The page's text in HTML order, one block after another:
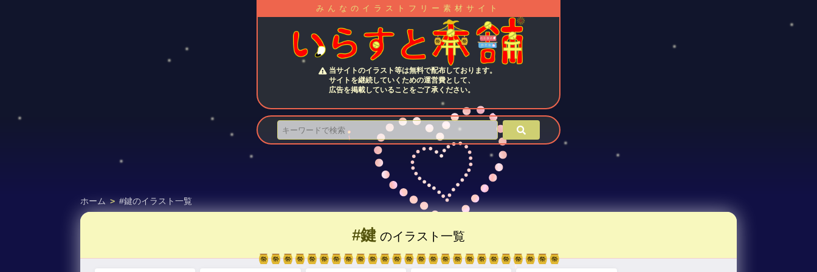
みんなのイラストフリー素材サイト
当サイトのイラスト等は無料で配布しております。
サイトを継続していくための運営費として、
広告を掲載していることをご了承ください。
ホーム > #鍵のイラスト一覧
#鍵 のイラスト一覧